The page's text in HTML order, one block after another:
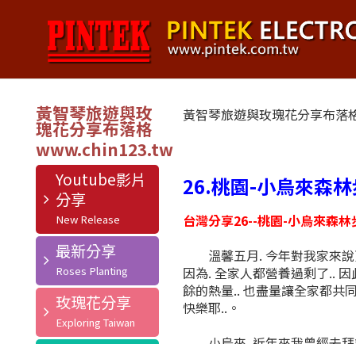
黃智琴旅遊與玫
瑰花分享布落格
Youtube影片
分享
最新分享
玫瑰花分享
黃智琴旅遊與玫瑰花分享布落
26.桃園-小烏來森
台灣分享26--桃園-小烏來森林
溫馨五月. 今年對我家來說
因為. 全家人都營養過剩了..
餘的熱量.. 也盡量讓全家都共
快樂耶..。